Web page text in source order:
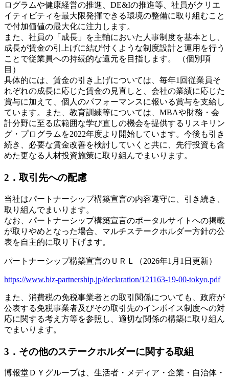
ログラムや健康経営の推進、DE&Iの推進等、社員がクリエ
イティビティを最大限発揮できる環境の整備に取り組むこと
で付加価値の最大化に注力します。
また、社員の「成長」を主軸においた人事制度を基本とし、
成長が賃金の引上げに結び付くような制度設計と運用を行う
ことで従業員への持続的な還元を目指します。 （個別項
目）
具体的には、賃金の引き上げについては、毎年1回従業員そ
れぞれの成長に応じた賃金の見直しと、会社の業績に応じた
賞与に加えて、個人のパフォーマンスに報いる賞与を支給し
ています。また、教育訓練等については、MBAや財務・会
計分野に至る広範囲な学び直しの機会を提供するリスキリン
グ・プログラムを2022年度より開始しています。今後も引き
続き、必要な賃金改善を検討していくと共に、先行投資も含
めた更なる人材投資施策に取り組んでまいります。
2．取引先への配慮
当社はパートナーシップ構築宣言の内容遵守に、引き続き、
取り組んでまいります。
なお、パートナーシップ構築宣言のポータルサイトへの掲載
が取りやめとなった場合、マルチステークホルダー方針の公
表を自主的に取り下げます。
パートナーシップ構築宣言のＵＲＬ（2026年1月1日更新）
https://www.biz-partnership.jp/declaration/121163-19-00-tokyo.pdf
また、消費税の免税事業者との取引関係についても、政府が
公表する免税事業者及びその取引先のインボイス制度への対
応に関する考え方等を参照し、適切な関係の構築に取り組ん
でまいります。
3．その他のステークホルダーに関する取組
博報堂ＤＹグループは、生活者・メディア・企業・自治体・